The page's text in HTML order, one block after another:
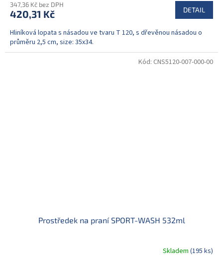
347,36 Kč bez DPH
420,31 Kč DETAIL
Hliníková lopata s násadou ve tvaru T 120, s dřevěnou násadou o
průměru 2,5 cm, size: 35x34.
Prostředek na praní SPORT-WASH 532ml
Skladem (195 ks)
Kód: CNS5120-007-000-00